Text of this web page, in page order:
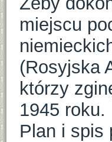
miejscu
(Rosyjska
którzy
1945 roku.
Plan i spis